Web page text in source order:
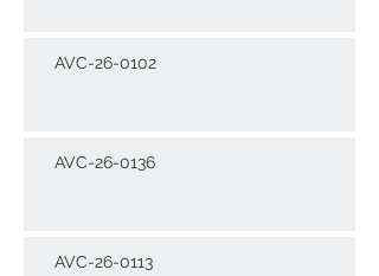
AVC-26-0102
AVC-26-0136
AVC-26-0113